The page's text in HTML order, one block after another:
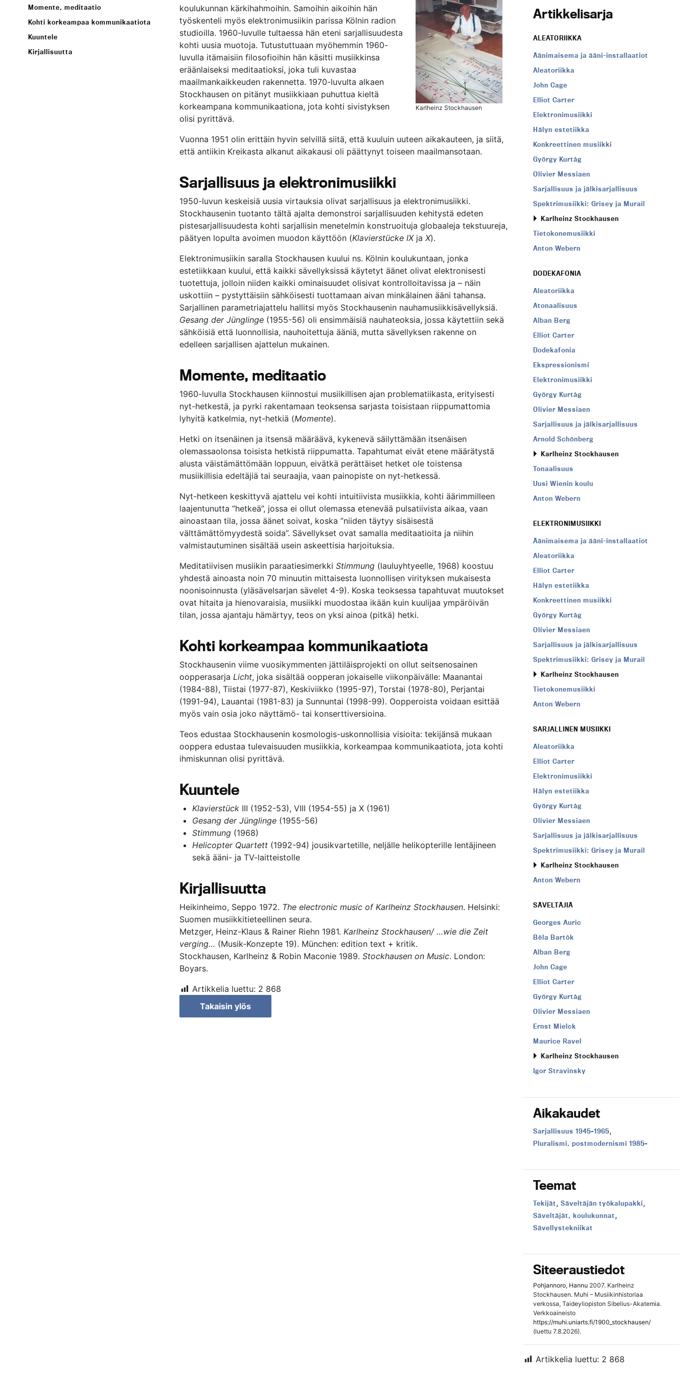
Momente, meditaatio
Kohti korkeampaa kommunikaatiota
Kuuntele
Kirjallisuutta
Karlheinz Stockhausen
koulukunnan kärkihahmoihin. Samoihin aikoihin hän
työskenteli myös elektronimusiikin parissa Kölnin radion
studioilla. 1960-luvulle tultaessa hän eteni sarjallisuudesta
kohti uusia muotoja. Tutustuttuaan myöhemmin 1960-
luvulla itämaisiin filosofioihin hän käsitti musiikkinsa
eräänlaiseksi meditaatioksi, joka tuli kuvastaa
maailmankaikkeuden rakennetta. 1970-luvulta alkaen
Stockhausen on pitänyt musiikkiaan puhuttua kieltä
korkeampana kommunikaationa, jota kohti sivistyksen
olisi pyrittävä.
Vuonna 1951 olin erittäin hyvin selvillä siitä, että kuuluin uuteen aikakauteen, ja siitä,
että antiikin Kreikasta alkanut aikakausi oli päättynyt toiseen maailmansotaan.
Sarjallisuus ja elektronimusiikki
1950-luvun keskeisiä uusia virtauksia olivat sarjallisuus ja elektronimusiikki.
Stockhausenin tuotanto tältä ajalta demonstroi sarjallisuuden kehitystä edeten
pistesarjallisuudesta kohti sarjallisin menetelmin konstruoituja globaaleja tekstuureja,
päätyen lopulta avoimen muodon käyttöön (Klavierstücke IXja X).
Elektronimusiikin saralla Stockhausen kuului ns. Kölnin koulukuntaan, jonka
estetiikkaan kuului, että kaikki sävellyksissä käytetyt äänet olivat elektronisesti
tuotettuja, jolloin niiden kaikki ominaisuudet olisivat kontrolloitavissa ja – näin
uskottiin – pystyttäisiin sähköisesti tuottamaan aivan minkälainen ääni tahansa.
Sarjallinen parametriajattelu hallitsi myös Stockhausenin nauhamusiikkisävellyksiä.
Gesang der Jünglinge (1955-56) oli ensimmäisiä nauhateoksia, jossa käytettiin sekä
sähköisiä että luonnollisia, nauhoitettuja ääniä, mutta sävellyksen rakenne on
edelleen sarjallisen ajattelun mukainen.
Momente, meditaatio
1960-luvulla Stockhausen kiinnostui musiikillisen ajan problematiikasta, erityisesti
nyt-hetkestä, ja pyrki rakentamaan teoksensa sarjasta toisistaan riippumattomia
lyhyitä katkelmia, nyt-hetkiä (Momente).
Hetki on itsenäinen ja itsensä määräävä, kykenevä säilyttämään itsenäisen
olemassaolonsa toisista hetkistä riippumatta. Tapahtumat eivät etene määrätystä
alusta väistämättömään loppuun, eivätkä perättäiset hetket ole toistensa
musiikillisia edeltäjiä tai seuraajia, vaan painopiste on nyt-hetkessä.
Nyt-hetkeen keskittyvä ajattelu vei kohti intuitiivista musiikkia, kohti äärimmilleen
laajentunutta ”hetkeä”, jossa ei ollut olemassa etenevää pulsatiivista aikaa, vaan
ainoastaan tila, jossa äänet soivat, koska ”niiden täytyy sisäisestä
välttämättömyydestä soida”. Sävellykset ovat samalla meditaatioita ja niihin
valmistautuminen sisältää usein askeettisia harjoituksia.
Meditatiivisen musiikin paraatiesimerkki Stimmung (lauluyhtyeelle, 1968) koostuu
yhdestä ainoasta noin 70 minuutin mittaisesta luonnollisen virityksen mukaisesta
noonisoinnusta (yläsävelsarjan sävelet 4-9). Koska teoksessa tapahtuvat muutokset
ovat hitaita ja hienovaraisia, musiikki muodostaa ikään kuin kuulijaa ympäröivän
tilan, jossa ajantaju hämärtyy, teos on yksi ainoa (pitkä) hetki.
Kohti korkeampaa kommunikaatiota
Stockhausenin viime vuosikymmenten jättiläisprojekti on ollut seitsenosainen
oopperasarja Licht, joka sisältää oopperan jokaiselle viikonpäivälle: Maanantai
(1984-88), Tiistai (1977-87), Keskiviikko (1995-97), Torstai (1978-80), Perjantai
(1991-94), Lauantai (1981-83) ja Sunnuntai (1998-99). Oopperoista voidaan esittää
myös vain osia joko näyttämö- tai konserttiversioina.
Teos edustaa Stockhausenin kosmologis-uskonnollisia visioita: tekijänsä mukaan
ooppera edustaa tulevaisuuden musiikkia, korkeampaa kommunikaatiota, jota kohti
ihmiskunnan olisi pyrittävä.
Kuuntele
Klavierstück III (1952-53), VIII (1954-55) ja X (1961)
Gesang der Jünglinge (1955-56)
Stimmung (1968)
Helicopter Quartett (1992-94) jousikvartetille, neljälle helikopterille lentäjineen
sekä ääni- ja TV-laitteistolle
Kirjallisuutta
Heikinheimo, Seppo 1972. The electronic music of Karlheinz Stockhausen. Helsinki:
Suomen musiikkitieteellinen seura.
Metzger, Heinz-Klaus & Rainer Riehn 1981. Karlheinz Stockhausen/ …wie die Zeit
verging… (Musik-Konzepte 19). München: edition text + kritik.
Stockhausen, Karlheinz & Robin Maconie 1989. Stockhausen on Music. London:
Boyars.
Artikkelia luettu: 2 868
Takaisin ylös
Artikkelisarja
ALEATORIIKKA
Äänimaisema ja ääni-installaatiot
Aleatoriikka
John Cage
Elliot Carter
Elektronimusiikki
Hälyn estetiikka
Konkreettinen musiikki
György Kurtág
Olivier Messiaen
Sarjallisuus ja jälkisarjallisuus
Spektrimusiikki: Grisey ja Murail
Karlheinz Stockhausen
Tietokonemusiikki
Anton Webern
DODEKAFONIA
Aleatoriikka
Atonaalisuus
Alban Berg
Elliot Carter
Dodekafonia
Ekspressionismi
Elektronimusiikki
György Kurtág
Olivier Messiaen
Sarjallisuus ja jälkisarjallisuus
Arnold Schönberg
Karlheinz Stockhausen
Tonaalisuus
Uusi Wienin koulu
Anton Webern
ELEKTRONIMUSIIKKI
Äänimaisema ja ääni-installaatiot
Aleatoriikka
Elliot Carter
Hälyn estetiikka
Konkreettinen musiikki
György Kurtág
Olivier Messiaen
Sarjallisuus ja jälkisarjallisuus
Spektrimusiikki: Grisey ja Murail
Karlheinz Stockhausen
Tietokonemusiikki
Anton Webern
SARJALLINEN MUSIIKKI
Aleatoriikka
Elliot Carter
Elektronimusiikki
Hälyn estetiikka
György Kurtág
Olivier Messiaen
Sarjallisuus ja jälkisarjallisuus
Spektrimusiikki: Grisey ja Murail
Karlheinz Stockhausen
Anton Webern
SÄVELTÄJIÄ
Georges Auric
Béla Bartók
Alban Berg
John Cage
Elliot Carter
György Kurtág
Olivier Messiaen
Ernst Mielck
Maurice Ravel
Karlheinz Stockhausen
Igor Stravinsky
Aikakaudet
Aikakausi:
Sarjallisuus 1945–1965,
Aikakausi:
Pluralismi, postmodernismi 1985–
Teemat
Teema:
Tekijät, Teema:
Säveltäjän työkalupakki,
Teema:
Säveltäjät, koulukunnat,
Teema:
Sävellystekniikat
Siteeraustiedot
Pohjannoro, Hannu 2007. Karlheinz
Stockhausen. Muhi – Musiikinhistoriaa
verkossa, Taideyliopiston Sibelius-Akatemia.
Verkkoaineisto
https://muhi.uniarts.fi/1900_stockhausen/
(luettu 7.8.2026).
Artikkelia luettu: 2 868